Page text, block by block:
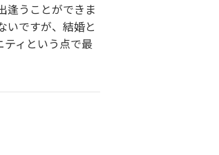
逢うことができま
いですが、結婚と
ィという点で最